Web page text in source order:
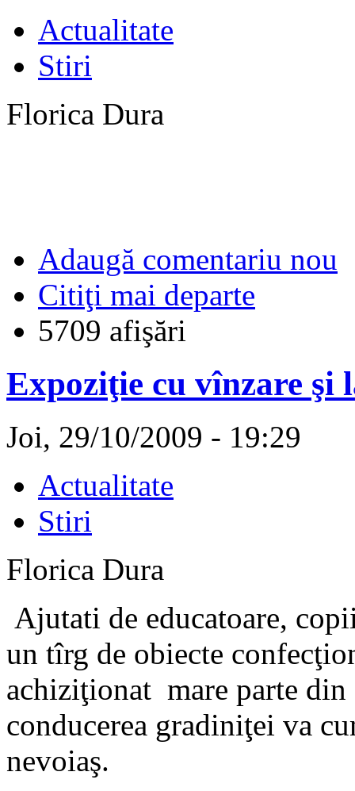
Actualitate
Stiri
Florica Dura
Adaugă comentariu nou
Citiţi mai departe
5709 afişări
Expoziţie cu vînzare şi
Joi, 29/10/2009 - 19:29
Actualitate
Stiri
Florica Dura
Ajutati de educatoare,
un tîrg de obiecte
achiziţionat mare parte
conducerea gradiniţei va
nevoiaş.